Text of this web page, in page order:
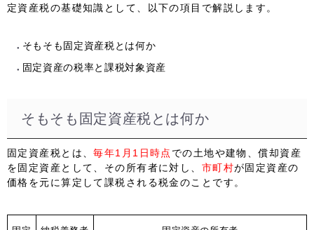
定資産税の基礎知識として、以下の項目で解説します。
そもそも固定資産税とは何か
固定資産の税率と課税対象資産
そもそも固定資産税とは何か
固定資産税とは、毎年1月1日時点 での土地や建物、償却資産
を固定資産として、その所有者に対し、 市町村が固定資産の
価格を元に算定して課税される税金のことです。